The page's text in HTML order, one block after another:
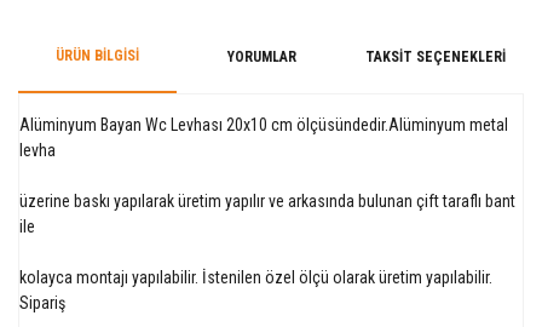
ÜRÜN BILGISI YORUMLAR TAKSIT SEÇENEKLERI
Alüminyum Bayan Wc Levhası 20x10 cm ölçüsündedir.Alüminyum metal
levha
üzerine baskı yapılarak üretim yapılır ve arkasında bulunan çift taraflı bant
ile
kolayca montajı yapılabilir. İstenilen özel ölçü olarak üretim yapılabilir.
Sipariş